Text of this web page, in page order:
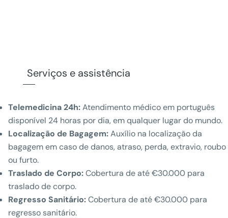
Serviços e assistência
Telemedicina 24h:Atendimento médico em português
disponível 24 horas por dia, em qualquer lugar do mundo.
Localização de Bagagem:Auxílio na localização da
bagagem em caso de danos, atraso, perda, extravio, roubo
ou furto.
Traslado de Corpo:Cobertura de até €30.000 para
traslado de corpo.
Regresso Sanitário:Cobertura de até €30.000 para
regresso sanitário.